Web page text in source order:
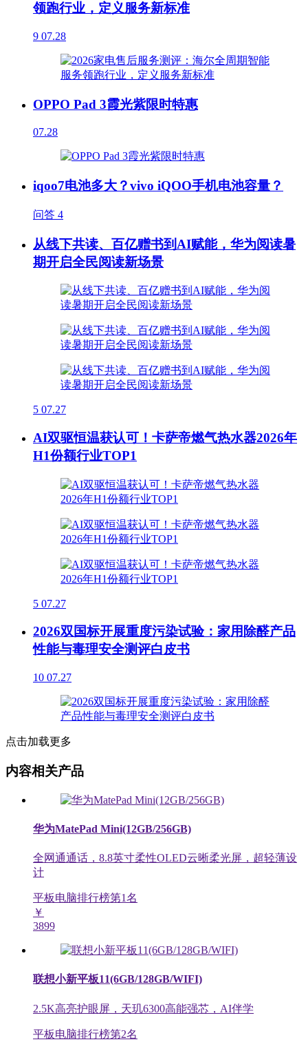
领跑行业，定义服务新标准
9 07.28
OPPO Pad 3霞光紫限时特惠
07.28
iqoo7电池多大？vivo iQOO手机电池容量？
问答 4
从线下共读、百亿赠书到AI赋能，华为阅读暑
期开启全民阅读新场景
5 07.27
AI双驱恒温获认可！卡萨帝燃气热水器2026年
H1份额行业TOP1
5 07.27
2026双国标开展重度污染试验：家用除醛产品
性能与毒理安全测评白皮书
10 07.27
点击加载更多
内容相关产品
华为MatePad Mini(12GB/256GB)
全网通通话，8.8英寸柔性OLED云晰柔光屏，超轻薄设
计
平板电脑排行榜第1名
￥
3899
联想小新平板11(6GB/128GB/WIFI)
2.5K高亮护眼屏，天玑6300高能强芯，AI伴学
平板电脑排行榜第2名